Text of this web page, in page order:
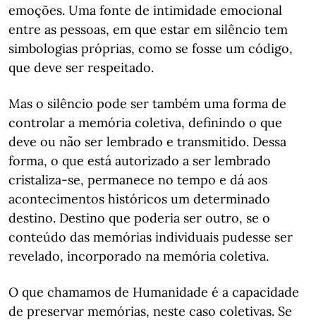
emoções. Uma fonte de intimidade emocional
entre as pessoas, em que estar em silêncio tem
simbologias próprias, como se fosse um código,
que deve ser respeitado.
Mas o silêncio pode ser também uma forma de
controlar a memória coletiva, definindo o que
deve ou não ser lembrado e transmitido. Dessa
forma, o que está autorizado a ser lembrado
cristaliza-se, permanece no tempo e dá aos
acontecimentos históricos um determinado
destino. Destino que poderia ser outro, se o
conteúdo das memórias individuais pudesse ser
revelado, incorporado na memória coletiva.
O que chamamos de Humanidade é a capacidade
de preservar memórias, neste caso coletivas. Se